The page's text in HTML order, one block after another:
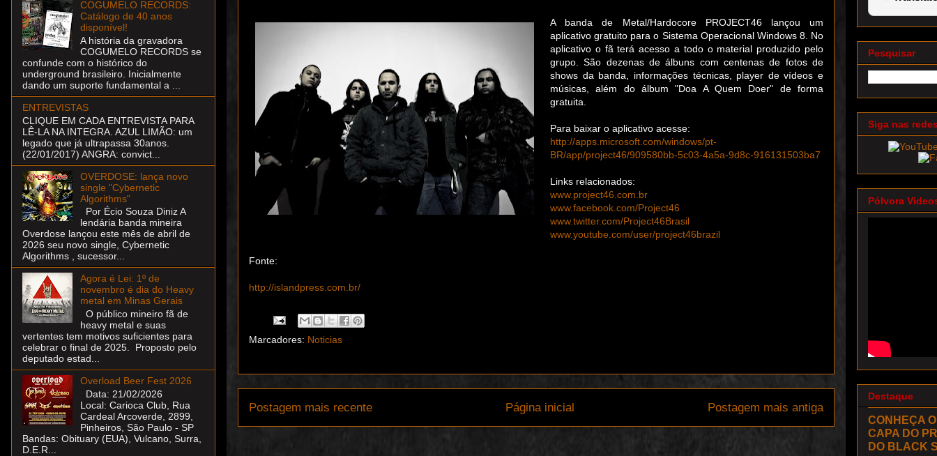
A banda de Metal/Hardocore PROJECT46 lançou um
aplicativo gratuito para o Sistema Operacional Windows 8. No
aplicativo o fã terá acesso a todo o material produzido pelo
grupo. São dezenas de álbuns com centenas de fotos de
shows da banda, informações técnicas, player de vídeos e
músicas, além do álbum "Doa A Quem Doer" de forma
gratuita.
Para baixar o aplicativo acesse:
http://apps.microsoft.com/windows/pt-
BR/app/project46/909580bb-5c03-4a5a-9d8c-916131503ba7
Links relacionados:
www.project46.com.br
www.facebook.com/Project46
www.twitter.com/Project46Brasil
www.youtube.com/user/project46brazil
Fonte:
http://islandpress.com.br/
Marcadores: Noticias
Postagem mais recente Postagem mais antiga
Página inicial
COGUMELO RECORDS:
Catálogo de 40 anos
disponível!
A história da gravadora
COGUMELO RECORDS se
confunde com o histórico do
underground brasileiro. Inicialmente
dando um suporte fundamental a ...
ENTREVISTAS
CLIQUE EM CADA ENTREVISTA PARA
LÊ-LA NA INTEGRA. AZUL LIMÃO: um
legado que já ultrapassa 30anos.
(22/01/2017) ANGRA: convict...
OVERDOSE: lança novo
single "Cybernetic
Algorithms"
Por Écio Souza Diniz A
lendária banda mineira
Overdose lançou este mês de abril de
2026 seu novo single, Cybernetic
Algorithms , sucessor...
Agora é Lei: 1º de
novembro é dia do Heavy
metal em Minas Gerais
O público mineiro fã de
heavy metal e suas
vertentes tem motivos suficientes para
celebrar o final de 2025. Proposto pelo
deputado estad...
Overload Beer Fest 2026
Data: 21/02/2026
Local: Carioca Club, Rua
Cardeal Arcoverde, 2899,
Pinheiros, São Paulo - SP
Bandas: Obituary (EUA), Vulcano, Surra,
D.E.R...
Pesquisar
Siga nas
Pólvora
Destaque
CONHEÇA
CAPA DO
DO BLACK